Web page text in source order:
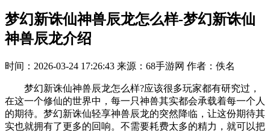
梦幻新诛仙神兽辰龙怎么样-梦幻新诛仙
神兽辰龙介绍
时间：2026-03-24 17:26:43 来源：68手游网 作者：佚名
梦幻新诛仙神兽辰龙怎么样?应该很多玩家都有研究过，
在这一个修仙的世界中，每一只神兽其实都会承载着每一个人
的期待。梦幻新诛仙轻享神兽辰龙的突然降临，让这份期待其
实也就拥有了更多的回响。不需要耗费太多的精力，就可以把